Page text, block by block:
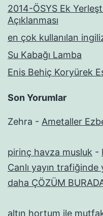
2014-ÖSYS Ek
Açıklanması
en çok kullanılan
Su Kabağı Lamba
Enis Behiç Koryürek
Son Yorumlar
Zehra - Ametaller
pirinç havza musluk -
Canlı yayın
daha ÇÖZÜM
altın hortum ile